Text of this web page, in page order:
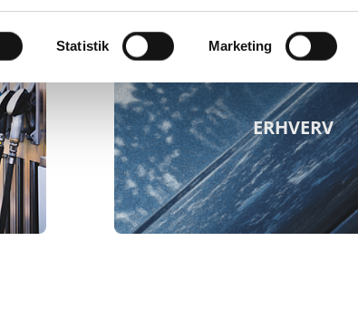
Statistik Marketing
ERHVERV